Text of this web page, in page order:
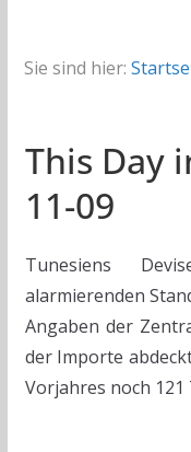
Sie sind hier:
This Day
11-09
Tunesiens
alarmierenden
Angaben der
der Importe
Vorjahres noch